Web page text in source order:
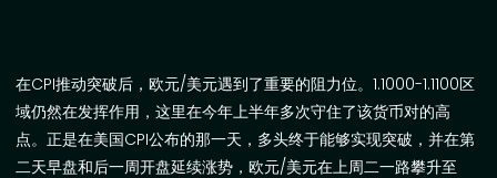
在CPI推动突破后，欧元/美元遇到了重要的阻力位。1.1000-1.1100区
域仍然在发挥作用，这里在今年上半年多次守住了该货币对的高
点。正是在美国CPI公布的那一天，多头终于能够实现突破，并在第
二天早盘和后一周开盘延续涨势，欧元/美元在上周二一路攀升至